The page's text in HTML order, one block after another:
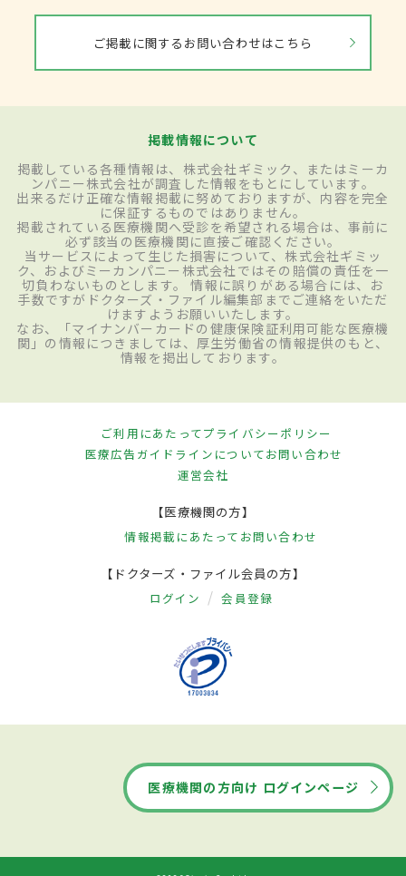
ご掲載に関するお問い合わせはこちら
掲載情報について
掲載している各種情報は、株式会社ギミック、またはミーカ
ンパニー株式会社が調査した情報をもとにしています。
出来るだけ正確な情報掲載に努めておりますが、内容を完全
に保証するものではありません。
掲載されている医療機関へ受診を希望される場合は、事前に
必ず該当の医療機関に直接ご確認ください。
当サービスによって生じた損害について、株式会社ギミッ
ク、およびミーカンパニー株式会社ではその賠償の責任を一
切負わないものとします。 情報に誤りがある場合には、お
手数ですがドクターズ・ファイル編集部までご連絡をいただ
けますようお願いいたします。
なお、「マイナンバーカードの健康保険証利用可能な医療機
関」の情報につきましては、厚生労働省の情報提供のもと、
情報を掲出しております。
ご利用にあたってプライバシーポリシー
医療広告ガイドラインについてお問い合わせ
運営会社
【医療機関の方】
情報掲載にあたって お問い合わせ
【ドクターズ・ファイル会員の方】
ログイン 会員登録
医療機関の方向け ログインページ